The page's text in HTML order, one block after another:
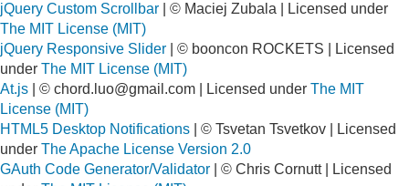
jQuery Custom Scrollbar | © Maciej Zubala | Licensed under
The MIT License (MIT)
jQuery Responsive Slider | © booncon ROCKETS | Licensed
under The MIT License (MIT)
At.js | © chord.luo@gmail.com | Licensed under The MIT
License (MIT)
HTML5 Desktop Notifications | © Tsvetan Tsvetkov | Licensed
under The Apache License Version 2.0
GAuth Code Generator/Validator | © Chris Cornutt | Licensed